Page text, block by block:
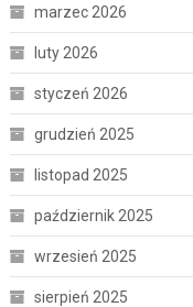
marzec 2026
luty 2026
styczeń 2026
grudzień 2025
listopad 2025
październik 2025
wrzesień 2025
sierpień 2025